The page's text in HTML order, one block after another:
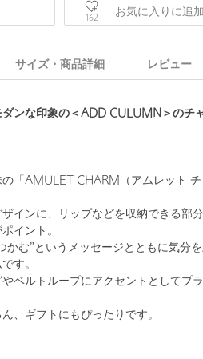
162 お気に入りに追加
サイズ・商品詳細 レビュー
ダンな印象の＜ADD CULUMN＞のチ
「AMULET CHARM（アムレット チ
インに、リップなどを収納できる部
イント。
かむ”というメッセージとともに気分
す。
ベルトループにアクセントとしてプ
、ギフトにもぴったりです。